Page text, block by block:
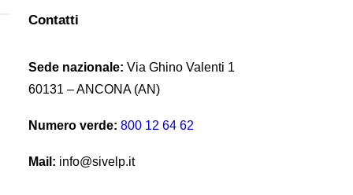
Contatti
Sede nazionale: Via Ghino Valenti 1
60131 – ANCONA (AN)
Numero verde: 800 12 64 62
Mail: info@sivelp.it